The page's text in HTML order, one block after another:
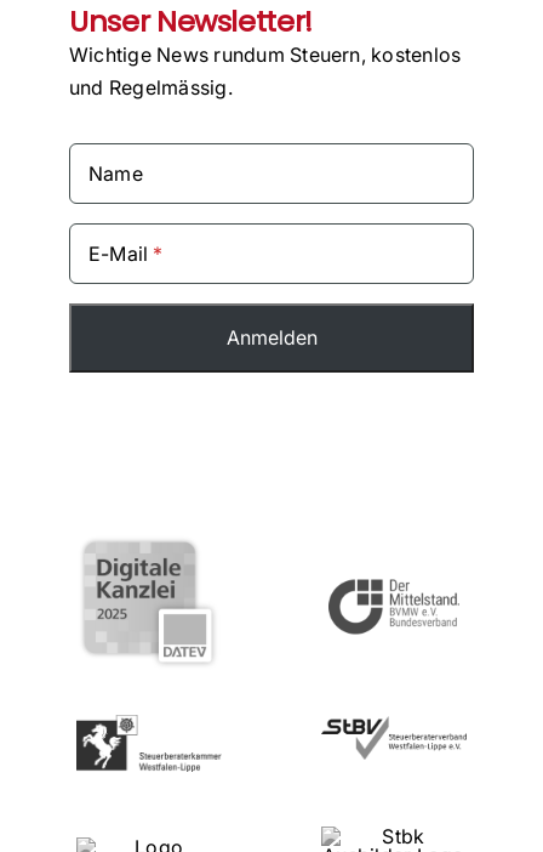
Unser Newsletter!
Wichtige News rundum Steuern, kostenlos
und Regelmässig.
Name
E-Mail